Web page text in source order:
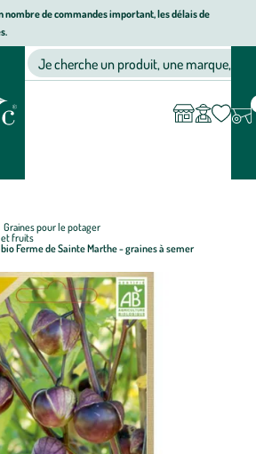
nombre de commandes important, les délais de
animalerie, décoration, alimentation bio
Je cherche un produit, une marque, un
compte
Graines pour le potager
et fruits
Ferme de Sainte Marthe - graines à semer